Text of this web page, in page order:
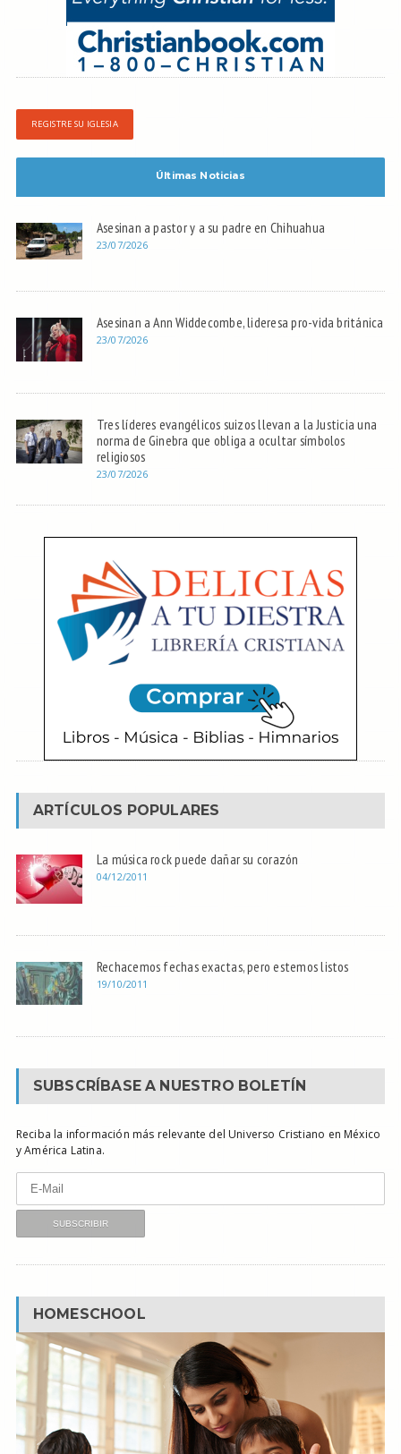
REGISTRE SU IGLESIA
Últimas Noticias
Asesinan a pastor y a su padre en Chihuahua
23/07/2026
Asesinan a Ann Widdecombe, lideresa pro-vida británica
23/07/2026
Tres líderes evangélicos suizos llevan a la Justicia una
norma de Ginebra que obliga a ocultar símbolos
religiosos
23/07/2026
ARTÍCULOS POPULARES
La música rock puede dañar su corazón
04/12/2011
Rechacemos fechas exactas, pero estemos listos
19/10/2011
SUBSCRÍBASE A NUESTRO BOLETÍN
Reciba la información más relevante del Universo Cristiano en México
y América Latina.
HOMESCHOOL